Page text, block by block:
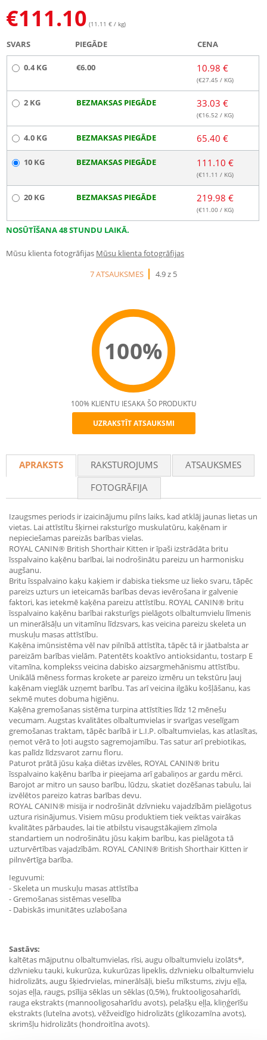
€111.10 (11.11 € / kg)
SVARS PIEGĀDE CENA
0.4 KG €6.00 10.98 €
(€27.45 / KG)
2 KG BEZMAKSAS PIEGĀDE 33.03 €
(€16.52 / KG)
4.0 KG BEZMAKSAS PIEGĀDE 65.40 €
10 KG BEZMAKSAS PIEGĀDE 111.10 €
(€11.11 / KG)
20 KG BEZMAKSAS PIEGĀDE 219.98 €
(€11.00 / KG)
NOSŪTĪŠANA 48 STUNDU LAIKĀ.
Mūsu klienta fotogrāfijas Mūsu klienta fotogrāfijas
7 ATSAUKSMES
4.9 z 5
100%
Recommend
100% KLIENTU IESAKA ŠO PRODUKTU
UZRAKSTĪT ATSAUKSMI
APRAKSTS RAKSTUROJUMS
ATSAUKSMES
FOTOGRĀFIJA
Izaugsmes periods ir izaicinājumu pilns laiks, kad atklāj jaunas lietas un
vietas. Lai attīstītu šķirnei raksturīgo muskulatūru, kaķēnam ir
nepieciešamas pareizās barības vielas.
ROYAL CANIN® British Shorthair Kitten ir īpaši izstrādāta britu
īsspalvaino kaķēnu barībai, lai nodrošinātu pareizu un harmonisku
augšanu.
Britu īsspalvaino kaķu kaķiem ir dabiska tieksme uz lieko svaru, tāpēc
pareizs uzturs un ieteicamās barības devas ievērošana ir galvenie
faktori, kas ietekmē kaķēna pareizu attīstību. ROYAL CANIN® britu
īsspalvaino kaķēnu barībai raksturīgs pielāgots olbaltumvielu līmenis
un minerālsāļu un vitamīnu līdzsvars, kas veicina pareizu skeleta un
muskuļu masas attīstību.
Kaķēna imūnsistēma vēl nav pilnībā attīstīta, tāpēc tā ir jāatbalsta ar
pareizām barības vielām. Patentēts koaktīvo antioksidantu, tostarp E
vitamīna, komplekss veicina dabisko aizsargmehānismu attīstību.
Unikālā mēness formas krokete ar pareizo izmēru un tekstūru ļauj
kaķēnam vieglāk uzņemt barību. Tas arī veicina ilgāku košļāšanu, kas
sekmē mutes dobuma higiēnu.
Kaķēna gremošanas sistēma turpina attīstīties līdz 12 mēnešu
vecumam. Augstas kvalitātes olbaltumvielas ir svarīgas veselīgam
gremošanas traktam, tāpēc barībā ir L.I.P. olbaltumvielas, kas atlasītas,
ņemot vērā to ļoti augsto sagremojamību. Tas satur arī prebiotikas,
kas palīdz līdzsvarot zarnu floru.
Paturot prātā jūsu kaķa diētas izvēles, ROYAL CANIN® britu
īsspalvaino kaķēnu barība ir pieejama arī gabaliņos ar gardu mērci.
Barojot ar mitro un sauso barību, lūdzu, skatiet dozēšanas tabulu, lai
izvēlētos pareizo katras barības devu.
ROYAL CANIN® misija ir nodrošināt dzīvnieku vajadzībām pielāgotus
uztura risinājumus. Visiem mūsu produktiem tiek veiktas vairākas
kvalitātes pārbaudes, lai tie atbilstu visaugstākajiem zīmola
standartiem un nodrošinātu jūsu kaķim barību, kas pielāgota tā
uzturvērtības vajadzībām. ROYAL CANIN® British Shorthair Kitten ir
pilnvērtīga barība.
Ieguvumi:
- Skeleta un muskuļu masas attīstība
- Gremošanas sistēmas veselība
- Dabiskās imunitātes uzlabošana
Sastāvs:
kaltētas mājputnu olbaltumvielas, rīsi, augu olbaltumvielu izolāts*,
dzīvnieku tauki, kukurūza, kukurūzas lipeklis, dzīvnieku olbaltumvielu
hidrolizāts, augu šķiedrvielas, minerālsāļi, biešu mīkstums, zivju eļļa,
sojas eļļa, raugs, psīlija sēklas un sēklas (0,5%), fruktooligosaharīdi,
rauga ekstrakts (mannooligosaharīdu avots), pelašķu eļļa, kliņģerīšu
ekstrakts (luteīna avots), vēžveidīgo hidrolizāts (glikozamīna avots),
skrimšļu hidrolizāts (hondroitīna avots).